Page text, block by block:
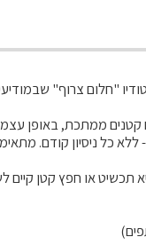
"חלום צרוף"
ממתכת, באופן
כל ניסיון קודם.
תכשיט או חפץ קטן קיים